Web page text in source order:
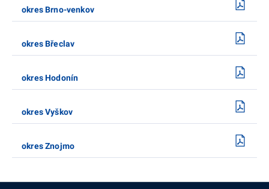
okres Brno-venkov
okres Břeclav
okres Hodonín
okres Vyškov
okres Znojmo